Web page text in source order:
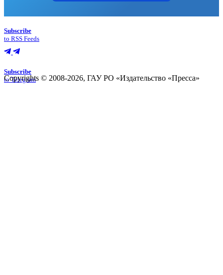
Subscribe
to RSS Feeds
Subscribe
to Telegram
Copyrights © 2008-2026, ГАУ РО «Издательство «Пресса»